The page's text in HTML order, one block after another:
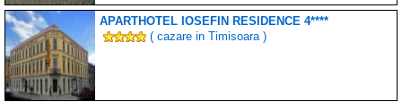
APARTHOTEL IOSEFIN RESIDENCE 4****
( cazare in Timisoara )